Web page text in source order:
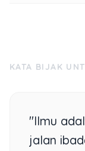
KATA BIJAK
"Ilmu
jalan